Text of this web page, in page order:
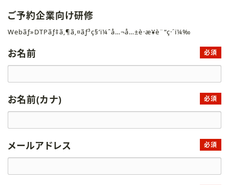
ご予約企業向け研修
Webãƒ»DTPãƒ‡ã‚¶ã‚¤ãƒ³ç§‘ï¼ˆå…¬å…±è·æ¥­è¨“ç·´ï¼‰
お名前 必須
お名前(カナ) 必須
メールアドレス 必須